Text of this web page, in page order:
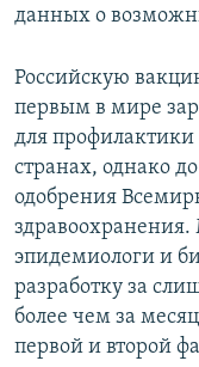
данных о
Российскую
первым в мире
для
странах, однако
одобрения
эпидемиологи и
разработку за
более чем за
первой и второй